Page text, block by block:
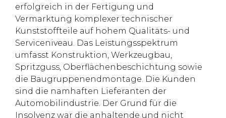
erfolgreich in der Fertigung und
Vermarktung komplexer technischer
Kunststoffteile auf hohem Qualitäts- und
Serviceniveau. Das Leistungsspektrum
umfasst Konstruktion, Werkzeugbau,
Spritzguss, Oberflächenbeschichtung sowie
die Baugruppenendmontage. Die Kunden
sind die namhaften Lieferanten der
Automobilindustrie. Der Grund für die
Insolvenz war die anhaltende und nicht